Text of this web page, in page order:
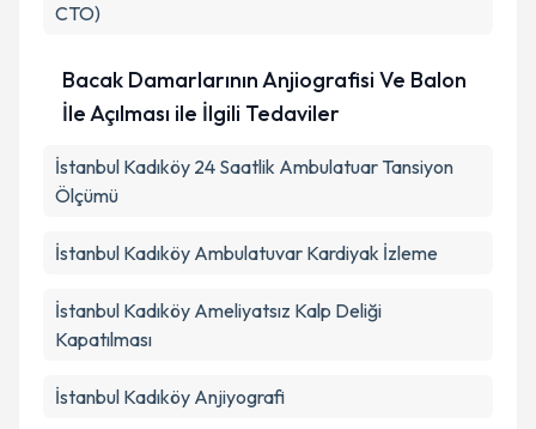
CTO)
Bacak Damarlarının Anjiografisi Ve Balon
İle Açılması ile İlgili Tedaviler
İstanbul Kadıköy 24 Saatlik Ambulatuar Tansiyon
Ölçümü
İstanbul Kadıköy Ambulatuvar Kardiyak İzleme
İstanbul Kadıköy Ameliyatsız Kalp Deliği
Kapatılması
İstanbul Kadıköy Anjiyografi